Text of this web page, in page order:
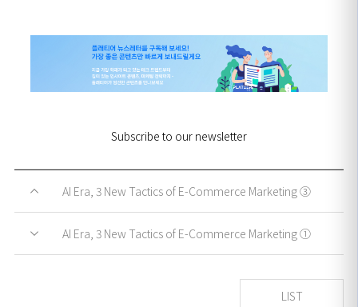
Subscribe to our newsletter
AI Era, 3 New Tactics of E-Commerce Marketing ③
AI Era, 3 New Tactics of E-Commerce Marketing ①
LIST